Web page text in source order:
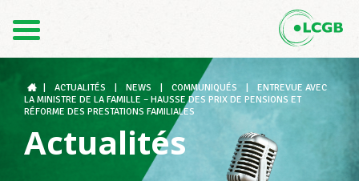
DE
Le LCGB
ACTUALITÉS NEWS COMMUNIQUÉS
ENTREVUE AVEC
LA MINISTRE DE LA FAMILLE – HAUSSE DES PRIX DE PENSIONS ET
RÉFORME DES PRESTATIONS FAMILIALES
Actualités